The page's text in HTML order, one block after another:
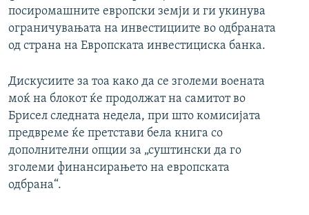
посиромашните европски земји и ги укинува
ограничувањата на инвестициите во одбраната
од страна на Европската инвестициска банка.
Дискусиите за тоа како да се зголеми воената
моќ на блокот ќе продолжат на самитот во
Брисел следната недела, при што комисијата
предвреме ќе претстави бела книга со
дополнителни опции за „суштински да го
зголеми финансирањето на европската
одбрана“.